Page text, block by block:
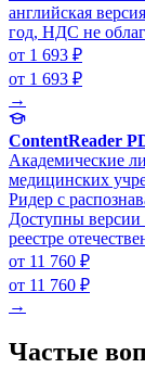
английская
год, НДС не
от 1 693 ₽
от 1 693 ₽
→
ContentReader
Академические
медицинских
Ридер с
Доступны версии
реестре
от 11 760 ₽
от 11 760 ₽
→
Частые